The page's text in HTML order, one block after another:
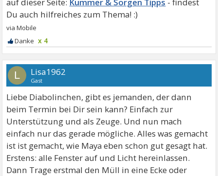
x 4
L Lisa1962
Gast
Liebe Diabolinchen, gibt es jemanden, der dann
beim Termin bei Dir sein kann? Einfach zur
Unterstützung und als Zeuge. Und nun mach
einfach nur das gerade mögliche. Alles was gemacht
ist ist gemacht, wie Maya eben schon gut gesagt hat.
Erstens: alle Fenster auf und Licht hereinlassen.
Dann Trage erstmal den Müll in eine Ecke oder